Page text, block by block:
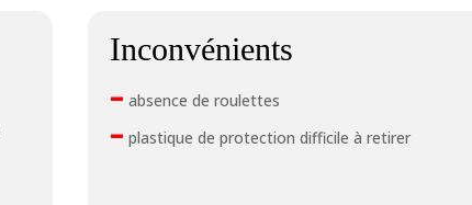
Inconvénients
– absence de roulettes
– plastique de protection difficile à retirer